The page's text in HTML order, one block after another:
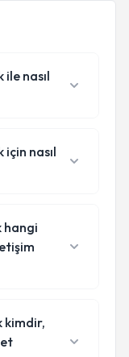
nasıl
nasıl
hangi
kimdir,